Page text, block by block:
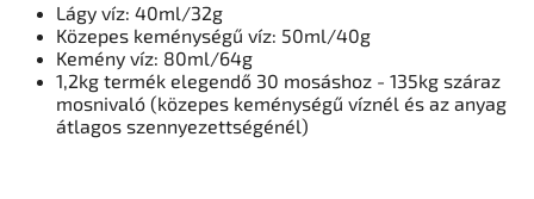
Lágy víz: 40ml/32g
Közepes keménységű víz: 50ml/40g
Kemény víz: 80ml/64g
1,2kg termék elegendő 30 mosáshoz - 135kg száraz
mosnivaló (közepes keménységű víznél és az anyag
átlagos szennyezettségénél)